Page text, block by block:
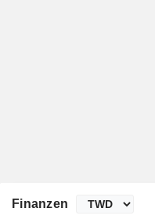
Finanzen